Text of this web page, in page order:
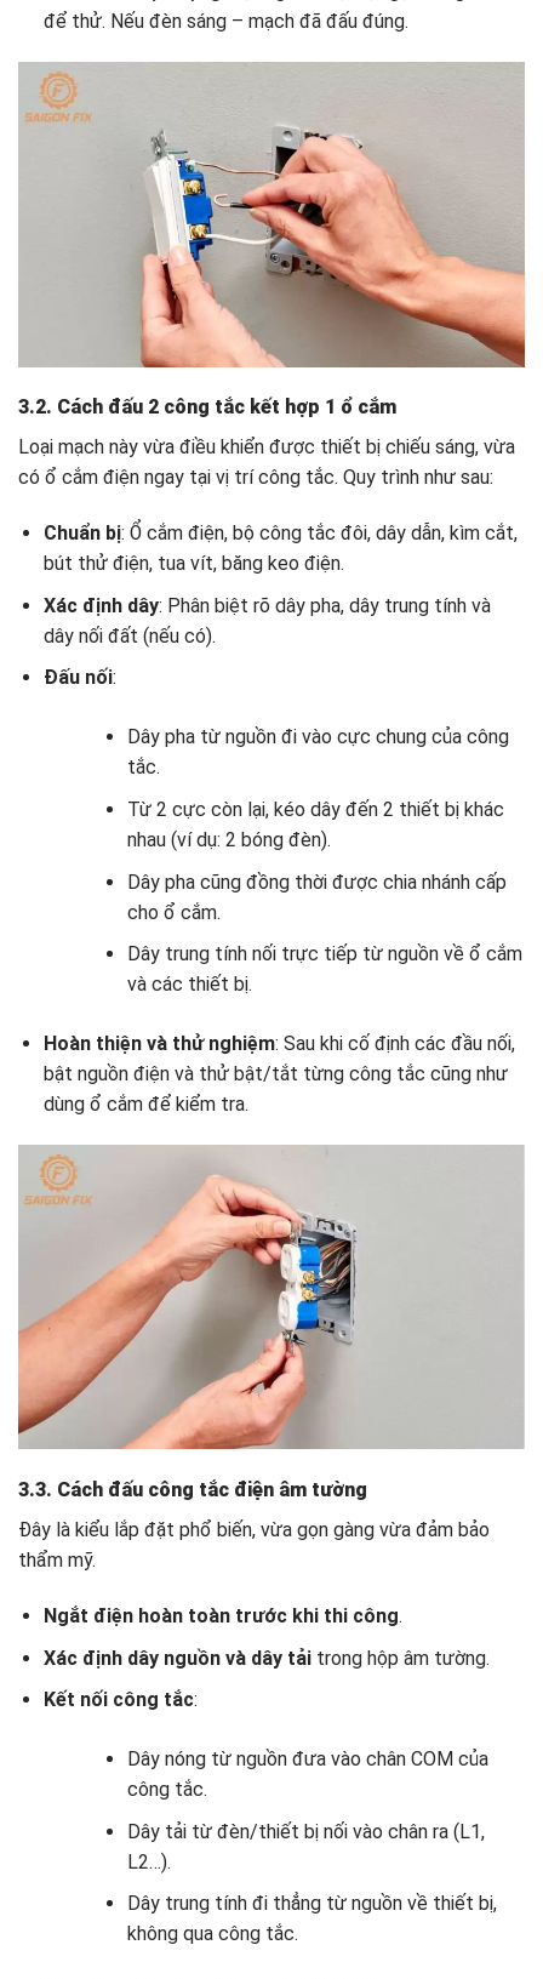
để thử. Nếu đèn sáng – mạch đã đấu đúng.
3.2. Cách đấu 2 công tắc kết hợp 1 ổ cắm
Loại mạch này vừa điều khiển được thiết bị chiếu sáng, vừa
có ổ cắm điện ngay tại vị trí công tắc. Quy trình như sau:
Chuẩn bị: Ổ cắm điện, bộ công tắc đôi, dây dẫn, kìm cắt,
bút thử điện, tua vít, băng keo điện.
Xác định dây: Phân biệt rõ dây pha, dây trung tính và
dây nối đất (nếu có).
Đấu nối:
Dây pha từ nguồn đi vào cực chung của công
tắc.
Từ 2 cực còn lại, kéo dây đến 2 thiết bị khác
nhau (ví dụ: 2 bóng đèn).
Dây pha cũng đồng thời được chia nhánh cấp
cho ổ cắm.
Dây trung tính nối trực tiếp từ nguồn về ổ cắm
và các thiết bị.
Hoàn thiện và thử nghiệm: Sau khi cố định các đầu nối,
bật nguồn điện và thử bật/tắt từng công tắc cũng như
dùng ổ cắm để kiểm tra.
3.3. Cách đấu công tắc điện âm tường
Đây là kiểu lắp đặt phổ biến, vừa gọn gàng vừa đảm bảo
thẩm mỹ.
Ngắt điện hoàn toàn trước khi thi công.
Xác định dây nguồn và dây tảitrong hộp âm tường.
Kết nối công tắc:
Dây nóng từ nguồn đưa vào chân COM của
công tắc.
Dây tải từ đèn/thiết bị nối vào chân ra (L1,
L2…).
Dây trung tính đi thẳng từ nguồn về thiết bị,
không qua công tắc.